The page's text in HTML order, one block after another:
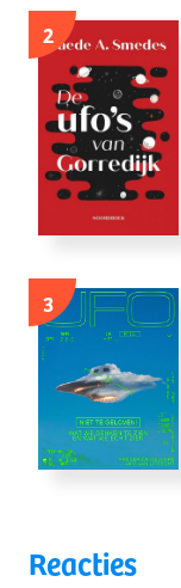
2
3
Reacties